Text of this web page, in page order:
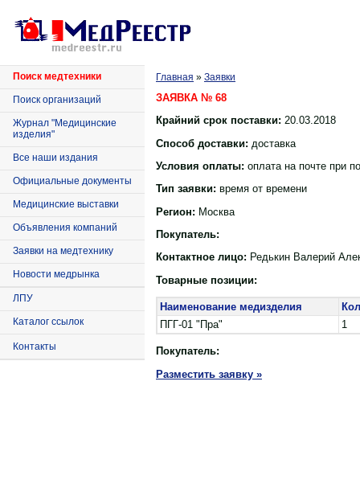
Поиск медтехники
Поиск организаций
Журнал "Медицинские
изделия"
Все наши издания
Официальные документы
Медицинские выставки
Объявления компаний
Заявки на медтехнику
Новости медрынка
ЛПУ
Каталог ссылок
Контакты
Главная » Заявки
ЗАЯВКА № 68
Крайний срок поставки: 20.03.2018
Способ доставки: доставка
Условия оплаты: оплата на почте при
Тип заявки: время от времени
Регион: Москва
Покупатель:
Контактное лицо: Редькин Валерий
Товарные позиции:
Наименование медизделия
ПГГ-01 "Пра"
1
Покупатель:
Разместить заявку »